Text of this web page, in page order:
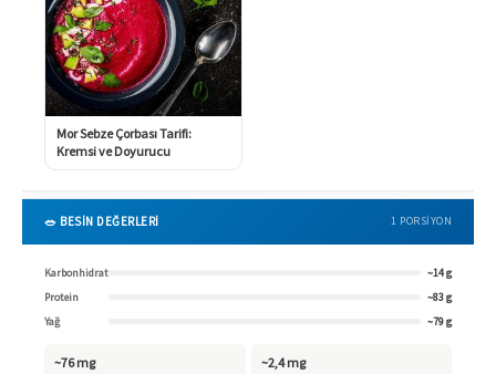
Mor Sebze Çorbası Tarifi:
Kremsi ve Doyurucu
🥗 BESİN DEĞERLERİ 1 PORSIYON
Karbonhidrat
~14 g
Protein
~83 g
Yağ
~79 g
~76 mg ~2,4 mg